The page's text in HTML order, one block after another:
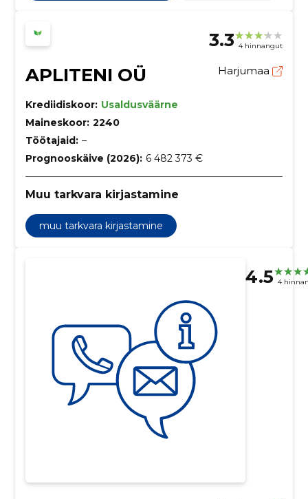
3.3 4 hinnangut
APLITENI OÜ Harjumaa
Krediidiskoor: Usaldusväärne
Maineskoor: 2240
Töötajaid: –
Prognooskäive (2026): 6 482 373 €
Muu tarkvara kirjastamine
muu tarkvara kirjastamine
4.5 4